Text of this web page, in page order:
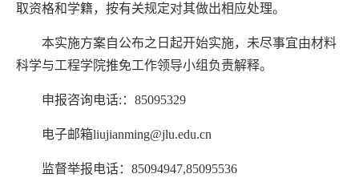
取资格和学籍，按有关规定对其做出相应处理。
本实施方案自公布之日起开始实施，未尽事宜由材料
科学与工程学院推免工作领导小组负责解释。
申报咨询电话: ： 85095329
电子邮箱liujianming@jlu.edu.cn
监督举报电话： 85094947,85095536